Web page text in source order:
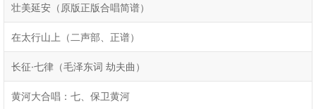
壮美延安（原版正版合唱简谱）
在太行山上（二声部、正谱）
长征·七律（毛泽东词 劫夫曲）
黄河大合唱：七、保卫黄河